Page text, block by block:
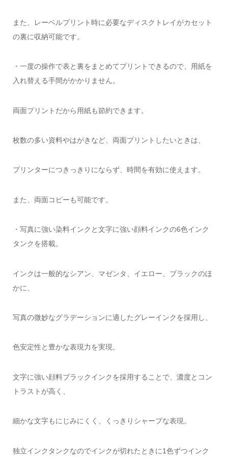
また、レーベルプリント時に必要なディスクトレイがカセット
の裏に収納可能です。
・一度の操作で表と裏をまとめてプリントできるので、用紙を
入れ替える手間がかかりません。
両面プリントだから用紙も節約できます。
枚数の多い資料やはがきなど、両面プリントしたいときは、
プリンターにつきっきりにならず、時間を有効に使えます。
また、両面コピーも可能です。
・写真に強い染料インクと文字に強い顔料インクの6色インク
タンクを搭載。
インクは一般的なシアン、マゼンタ、イエロー、ブラックのほ
かに、
写真の微妙なグラデーションに適したグレーインクを採用し、
色安定性と豊かな表現力を実現。
文字に強い顔料ブラックインクを採用することで、濃度とコン
トラストが高く、
細かな文字もにじみにくく、くっきりシャープな表現。
独立インクタンクなのでインクが切れたときに1色ずつインク